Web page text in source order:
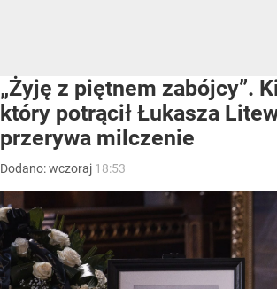
„Żyję z piętnem zabójcy”.
który potrącił Łukasza
przerywa milczenie
Dodano:wczoraj 18:53